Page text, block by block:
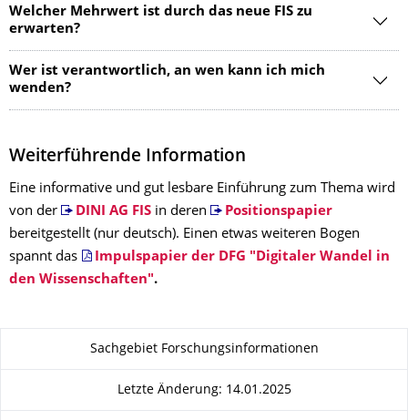
Welcher Mehrwert ist durch das neue FIS zu
erwarten?
Wer ist verantwortlich, an wen kann ich mich
wenden?
Weiterführende Information
Eine informative und gut lesbare Einführung zum Thema wird
von der
DINI AG FISin deren
Positionspapier
bereitgestellt (nur deutsch). Einen etwas weiteren Bogen
spannt das
Impulspapier der DFG "Digitaler Wandel in
den Wissenschaften".
Zu dieser SeiteSachgebiet Forschungsinformationen
Letzte Änderung: 14.01.2025